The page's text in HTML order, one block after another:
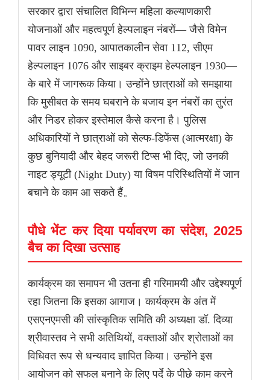
सरकार द्वारा संचालित विभिन्न महिला कल्याणकारी
योजनाओं और महत्वपूर्ण हेल्पलाइन नंबरों— जैसे विमेन
पावर लाइन 1090, आपातकालीन सेवा 112, सीएम
हेल्पलाइन 1076 और साइबर क्राइम हेल्पलाइन 1930—
के बारे में जागरूक किया। उन्होंने छात्राओं को समझाया
कि मुसीबत के समय घबराने के बजाय इन नंबरों का तुरंत
और निडर होकर इस्तेमाल कैसे करना है। पुलिस
अधिकारियों ने छात्राओं को सेल्फ-डिफेंस (आत्मरक्षा) के
कुछ बुनियादी और बेहद जरूरी टिप्स भी दिए, जो उनकी
नाइट ड्यूटी (Night Duty) या विषम परिस्थितियों में जान
बचाने के काम आ सकते हैं。
पौधे भेंट कर दिया पर्यावरण का संदेश, 2025
बैच का दिखा उत्साह
कार्यक्रम का समापन भी उतना ही गरिमामयी और उद्देश्यपूर्ण
रहा जितना कि इसका आगाज। कार्यक्रम के अंत में
एसएनएमसी की सांस्कृतिक समिति की अध्यक्षा डॉ. दिव्या
श्रीवास्तव ने सभी अतिथियों, वक्ताओं और श्रोताओं का
विधिवत रूप से धन्यवाद ज्ञापित किया। उन्होंने इस
आयोजन को सफल बनाने के लिए पर्दे के पीछे काम करने